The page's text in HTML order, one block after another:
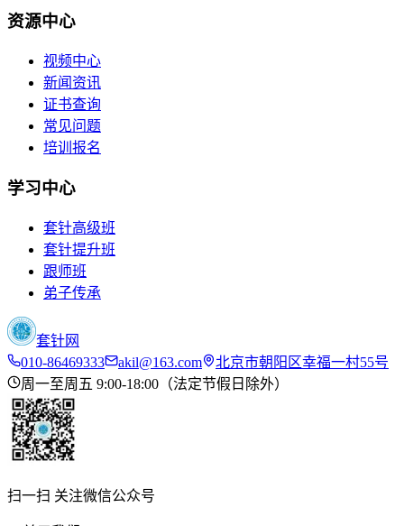
资源中心
视频中心
新闻资讯
证书查询
常见问题
培训报名
学习中心
套针高级班
套针提升班
跟师班
弟子传承
套针网
010-86469333
akil@163.com
北京市朝阳区幸福一村55号
周一至周五 9:00-18:00（法定节假日除外）
扫一扫 关注微信公众号